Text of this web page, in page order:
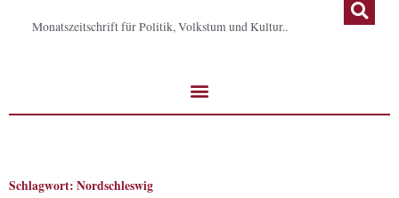
Monatszeitschrift für Politik, Volkstum und Kultur..
Schlagwort: Nordschleswig